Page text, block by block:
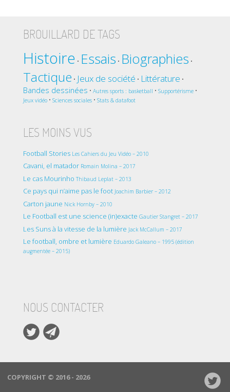
BROUILLARD DE TAGS
Histoire • Essais • Biographies •
Tactique • Jeux de société • Littérature •
Bandes dessinées • Autres sports : basketball • Supportérisme•
Jeux vidéo• Sciences sociales• Stats & datafoot
LES MOINS VUS
Football Stories Les Cahiers du Jeu Vidéo – 2010
Cavani, el matador Romain Molina – 2017
Le cas Mourinho Thibaud Leplat – 2013
Ce pays qui n’aime pas le foot Joachim Barbier – 2012
Carton jaune Nick Hornby – 2010
Le Football est une science (in)exacte Gautier Stangret – 2017
Les Suns à la vitesse de la lumière Jack McCallum – 2017
Le football, ombre et lumière Eduardo Galeano – 1995 (édition
augmentée – 2015)
NOUS CONTACTER
COPYRIGHT © 2016 - 2026